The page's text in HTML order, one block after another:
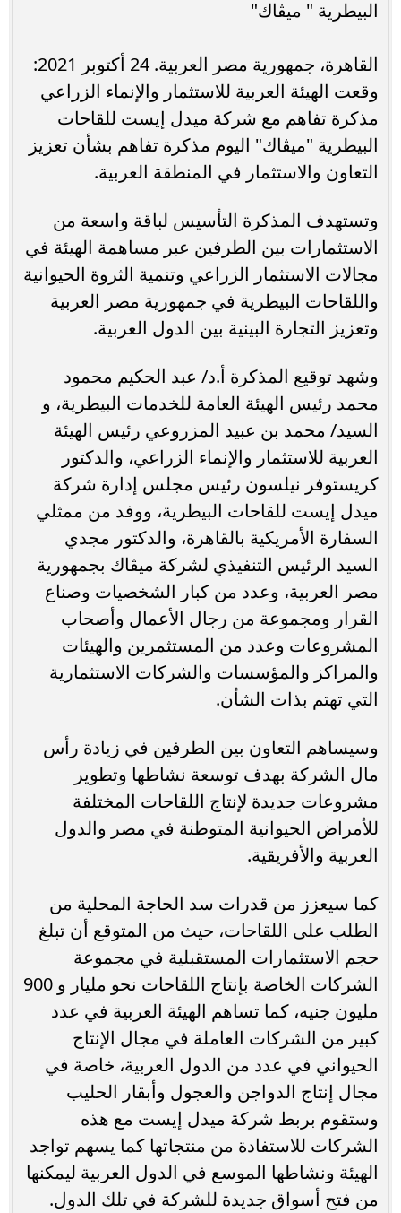
البيطرية " ميڤاك"
القاهرة، جمهورية مصر العربية. 24 أكتوبر 2021:
وقعت الهيئة العربية للاستثمار والإنماء الزراعي
مذكرة تفاهم مع شركة ميدل إيست للقاحات
البيطرية "ميڤاك" اليوم مذكرة تفاهم بشأن تعزيز
التعاون والاستثمار في المنطقة العربية.
وتستهدف المذكرة التأسيس لباقة واسعة من
الاستثمارات بين الطرفين عبر مساهمة الهيئة في
مجالات الاستثمار الزراعي وتنمية الثروة الحيوانية
واللقاحات البيطرية في جمهورية مصر العربية
وتعزيز التجارة البينية بين الدول العربية.
وشهد توقيع المذكرة أ.د/ عبد الحكيم محمود
محمد رئيس الهيئة العامة للخدمات البيطرية، و
السيد/ محمد بن عبيد المزروعي رئيس الهيئة
العربية للاستثمار والإنماء الزراعي، والدكتور
كريستوفر نيلسون رئيس مجلس إدارة شركة
ميدل إيست للقاحات البيطرية، ووفد من ممثلي
السفارة الأمريكية بالقاهرة، والدكتور مجدي
السيد الرئيس التنفيذي لشركة ميڤاك بجمهورية
مصر العربية، وعدد من كبار الشخصيات وصناع
القرار ومجموعة من رجال الأعمال وأصحاب
المشروعات وعدد من المستثمرين والهيئات
والمراكز والمؤسسات والشركات الاستثمارية
التي تهتم بذات الشأن.
وسيساهم التعاون بين الطرفين في زيادة رأس
مال الشركة بهدف توسعة نشاطها وتطوير
مشروعات جديدة لإنتاج اللقاحات المختلفة
للأمراض الحيوانية المتوطنة في مصر والدول
العربية والأفريقية.
كما سيعزز من قدرات سد الحاجة المحلية من
الطلب على اللقاحات، حيث من المتوقع أن تبلغ
حجم الاستثمارات المستقبلية في مجموعة
الشركات الخاصة بإنتاج اللقاحات نحو مليار و 900
مليون جنيه، كما تساهم الهيئة العربية في عدد
كبير من الشركات العاملة في مجال الإنتاج
الحيواني في عدد من الدول العربية، خاصة في
مجال إنتاج الدواجن والعجول وأبقار الحليب
وستقوم بربط شركة ميدل إيست مع هذه
الشركات للاستفادة من منتجاتها كما يسهم تواجد
الهيئة ونشاطها الموسع في الدول العربية ليمكنها
من فتح أسواق جديدة للشركة في تلك الدول.